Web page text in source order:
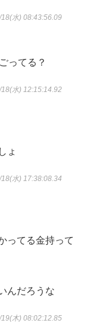
18(水) 08:43:56.09
ってる？
18(水) 12:15:14.92
ょ
18(水) 17:38:08.34
ってる金持って
んだろうな
19(木) 08:02:12.85